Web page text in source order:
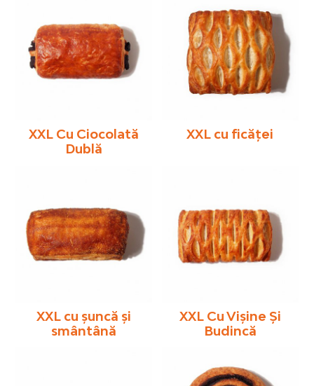
XXL Cu Ciocolată
Dublă
XXL cu ficăței
XXL cu șuncă și
smântână
XXL Cu Vişine Şi
Budincă